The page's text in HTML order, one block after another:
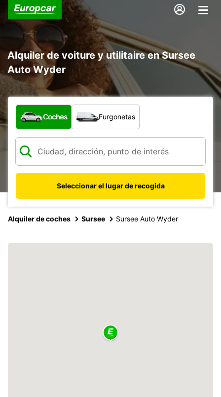
Alquiler de voiture y utilitaire en Sursee
Auto Wyder
¿Qué tipo de vehículo?
Coches Furgonetas
Seleccionar el lugar de recogida
Alquiler de coches Sursee Sursee Auto Wyder